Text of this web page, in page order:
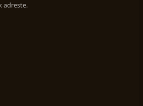
adreste.